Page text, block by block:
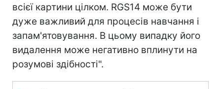
всієї картини цілком. RGS14 може бути
дуже важливий для процесів навчання і
запам'ятовування. В цьому випадку його
видалення може негативно вплинути на
розумові здібності".